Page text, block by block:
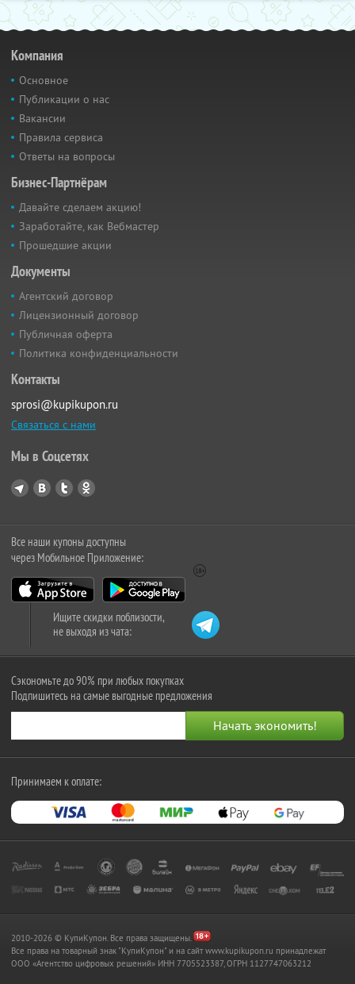
Компания
Основное
Публикации о нас
Вакансии
Правила сервиса
Ответы на вопросы
Бизнес-Партнёрам
Давайте сделаем акцию!
Заработайте, как Вебмастер
Прошедшие акции
Документы
Агентский договор
Лицензионный договор
Публичная оферта
Политика конфиденциальности
Контакты
sprosi@kupikupon.ru
Связаться с нами
Мы в Соцсетях
Все наши купоны доступны
через Мобильное Приложение:
Ищите скидки поблизости,
не выходя из чата:
Сэкономьте до 90% при любых покупках
Подпишитесь на самые выгодные предложения
Принимаем к оплате:
2010-2026 © КупиКупон. Все права защищены.
Все права на товарный знак "КупиКупон" и на сайт www.kupikupon.ru принадлежат
OOO «Агентство цифровых решений» ИНН 7705523387, ОГРН 1127747063212